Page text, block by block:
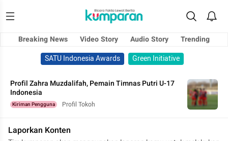
Breaking News Video Story Audio Story
Trending
SATU Indonesia Awards
Green Initiative
Profil Zahra Muzdalifah, Pemain Timnas Putri U-17
Indonesia
Kiriman Pengguna Profil Tokoh
Laporkan Konten